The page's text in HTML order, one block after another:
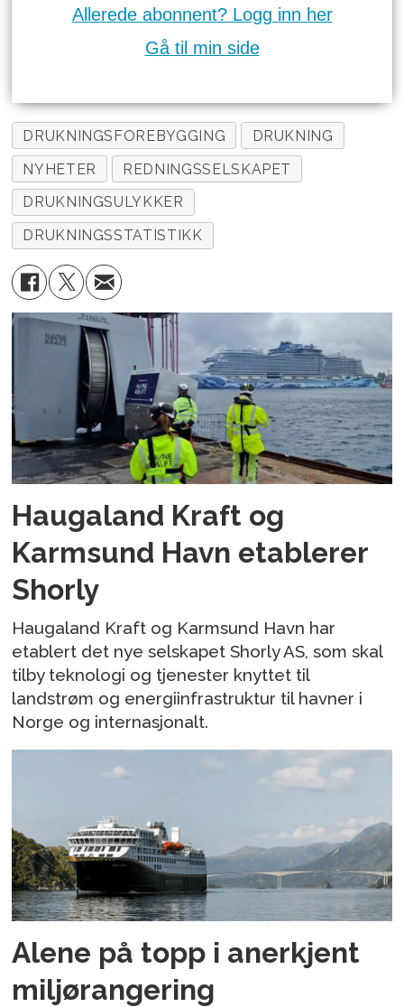
Allerede abonnent? Logg inn her
Gå til min side
DRUKNINGSFOREBYGGING
DRUKNING
NYHETER
REDNINGSSELSKAPET
DRUKNINGSULYKKER
DRUKNINGSSTATISTIKK
Haugaland Kraft og
Karmsund Havn etablerer
Shorly
Haugaland Kraft og Karmsund Havn har
etablert det nye selskapet Shorly AS, som skal
tilby teknologi og tjenester knyttet til
landstrøm og energiinfrastruktur til havner i
Norge og internasjonalt.
Alene på topp i anerkjent
miljørangering